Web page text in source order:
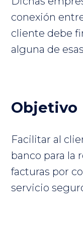
conexión
cliente debe
alguna de
Objetivo
Facilitar al
banco para la
facturas por
servicio